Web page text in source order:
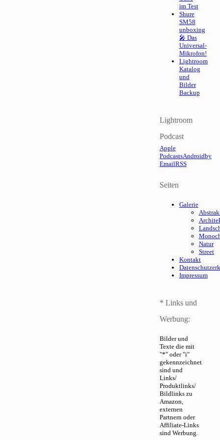
im Test
Shure
SM58
unboxing
🎤 Das
Universal-
Mikrofon!
Lightroom
Katalog
und
Bilder
Backup
Lightroom
Podcast
Apple
PodcastsAndroidby
EmailRSS
Seiten
Galerie
Natur
Street
Kontakt
Impressum
* Links und
Werbung:
Bilder und
Texte die mit
"*" oder "i"
gekennzeichnet
sind und
Links/
Produktlinks/
Bildlinks zu
Amazon,
externen
Partnern oder
Affiliate-Links
sind Werbung.